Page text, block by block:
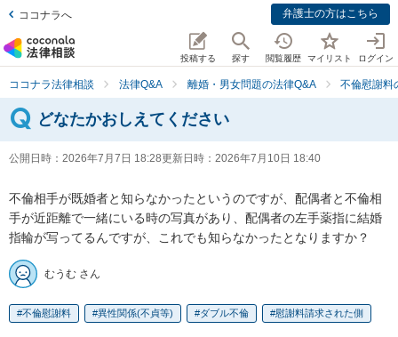
ココナラへ 弁護士の方はこちら
投稿する 探す 閲覧履歴 マイリスト ログイン
ココナラ法律相談 法律Q&A 離婚・男女問題の法律Q&A 不倫慰謝料
どなたかおしえてください
公開日時： 2026年7月7日 18:28更新日時： 2026年7月10日 18:40
不倫相手が既婚者と知らなかったというのですが、配偶者と不倫相
手が近距離で一緒にいる時の写真があり、配偶者の左手薬指に結婚
指輪が写ってるんですが、これでも知らなかったとなりますか？
むうむ さん
不倫慰謝料 異性関係(不貞等) ダブル不倫 慰謝料請求された側